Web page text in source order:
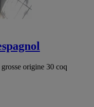
origine 30 coq